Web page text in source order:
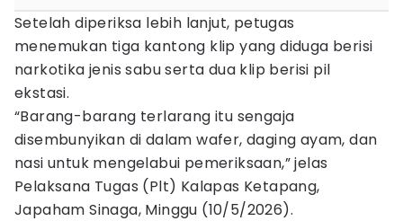
Setelah diperiksa lebih lanjut, petugas
menemukan tiga kantong klip yang diduga berisi
narkotika jenis sabu serta dua klip berisi pil
ekstasi.
“Barang-barang terlarang itu sengaja
disembunyikan di dalam wafer, daging ayam, dan
nasi untuk mengelabui pemeriksaan,” jelas
Pelaksana Tugas (Plt) Kalapas Ketapang,
Japaham Sinaga, Minggu (10/5/2026).